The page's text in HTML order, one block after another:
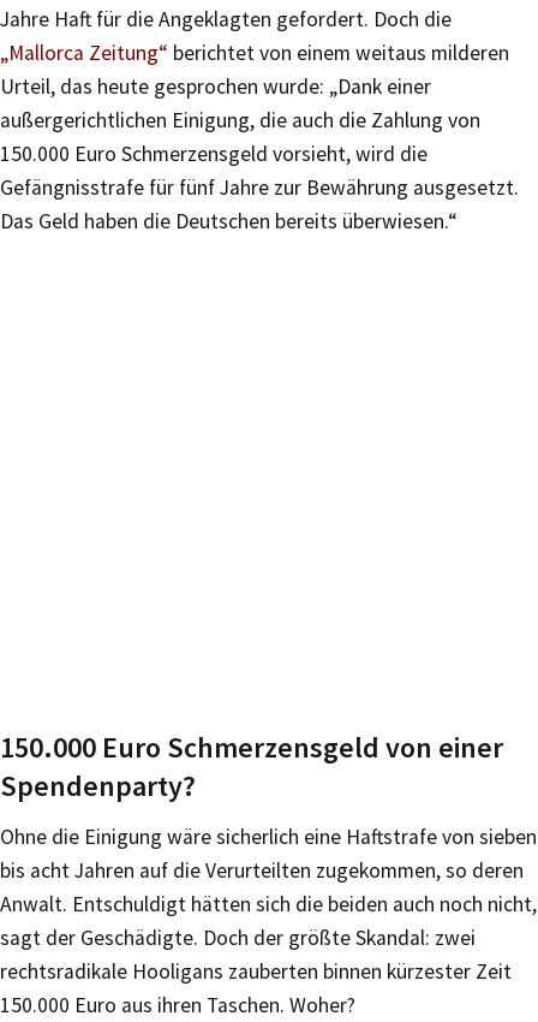
Jahre Haft für die Angeklagten gefordert. Doch die
„Mallorca Zeitung“ berichtet von einem weitaus milderen
Urteil, das heute gesprochen wurde: „Dank einer
außergerichtlichen Einigung, die auch die Zahlung von
150.000 Euro Schmerzensgeld vorsieht, wird die
Gefängnisstrafe für fünf Jahre zur Bewährung ausgesetzt.
Das Geld haben die Deutschen bereits überwiesen.“
150.000 Euro Schmerzensgeld von einer
Spendenparty?
Ohne die Einigung wäre sicherlich eine Haftstrafe von sieben
bis acht Jahren auf die Verurteilten zugekommen, so deren
Anwalt. Entschuldigt hätten sich die beiden auch noch nicht,
sagt der Geschädigte. Doch der größte Skandal: zwei
rechtsradikale Hooligans zauberten binnen kürzester Zeit
150.000 Euro aus ihren Taschen. Woher?